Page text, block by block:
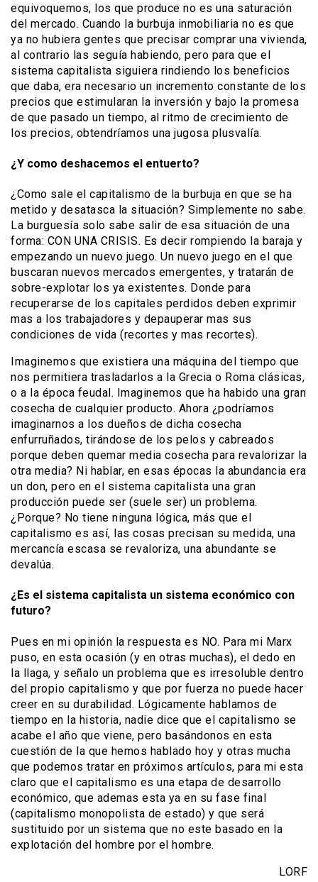
equivoquemos, los que produce no es una saturación
del mercado. Cuando la burbuja inmobiliaria no es que
ya no hubiera gentes que precisar comprar una vivienda,
al contrario las seguía habiendo, pero para que el
sistema capitalista siguiera rindiendo los beneficios
que daba, era necesario un incremento constante de los
precios que estimularan la inversión y bajo la promesa
de que pasado un tiempo, al ritmo de crecimiento de
los precios, obtendríamos una jugosa plusvalía.
¿Y como deshacemos el entuerto?
¿Como sale el capitalismo de la burbuja en que se ha
metido y desatasca la situación? Simplemente no sabe.
La burguesía solo sabe salir de esa situación de una
forma: CON UNA CRISIS. Es decir rompiendo la baraja y
empezando un nuevo juego. Un nuevo juego en el que
buscaran nuevos mercados emergentes, y tratarán de
sobre-explotar los ya existentes. Donde para
recuperarse de los capitales perdidos deben exprimir
mas a los trabajadores y depauperar mas sus
condiciones de vida (recortes y mas recortes).
Imaginemos que existiera una máquina del tiempo que
nos permitiera trasladarlos a la Grecia o Roma clásicas,
o a la época feudal. Imaginemos que ha habido una gran
cosecha de cualquier producto. Ahora ¿podríamos
imaginarnos a los dueños de dicha cosecha
enfurruñados, tirándose de los pelos y cabreados
porque deben quemar media cosecha para revalorizar la
otra media? Ni hablar, en esas épocas la abundancia era
un don, pero en el sistema capitalista una gran
producción puede ser (suele ser) un problema.
¿Porque? No tiene ninguna lógica, más que el
capitalismo es así, las cosas precisan su medida, una
mercancía escasa se revaloriza, una abundante se
devalúa.
¿Es el sistema capitalista un sistema económico con
futuro?
Pues en mi opinión la respuesta es NO. Para mi Marx
puso, en esta ocasión (y en otras muchas), el dedo en
la llaga, y señalo un problema que es irresoluble dentro
del propio capitalismo y que por fuerza no puede hacer
creer en su durabilidad. Lógicamente hablamos de
tiempo en la historia, nadie dice que el capitalismo se
acabe el año que viene, pero basándonos en esta
cuestión de la que hemos hablado hoy y otras mucha
que podemos tratar en próximos artículos, para mi esta
claro que el capitalismo es una etapa de desarrollo
económico, que ademas esta ya en su fase final
(capitalismo monopolista de estado) y que será
sustituido por un sistema que no este basado en la
explotación del hombre por el hombre.
LORF